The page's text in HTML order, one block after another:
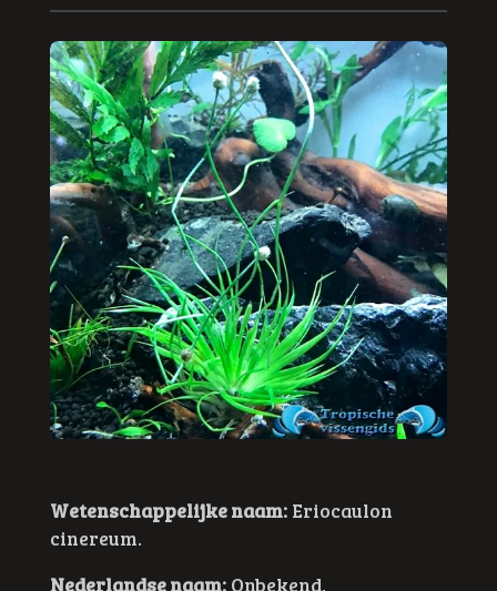
Wetenschappelijke naam:Eriocaulon
cinereum.
Nederlandse naam: Onbekend.